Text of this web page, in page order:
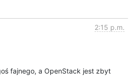
2:15 p.m.
fajnego, a OpenStack jest zbyt